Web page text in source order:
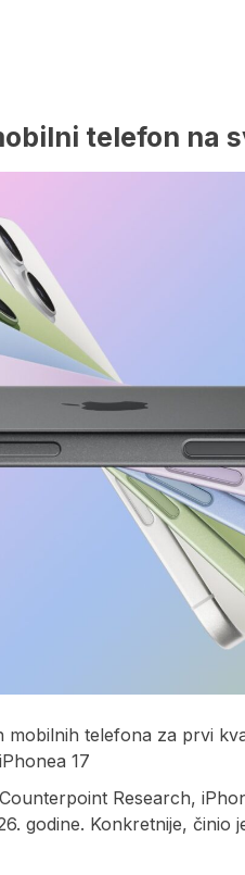
telefon na
telefona za prvi
17
Research,
godine. Konkretnije, činio